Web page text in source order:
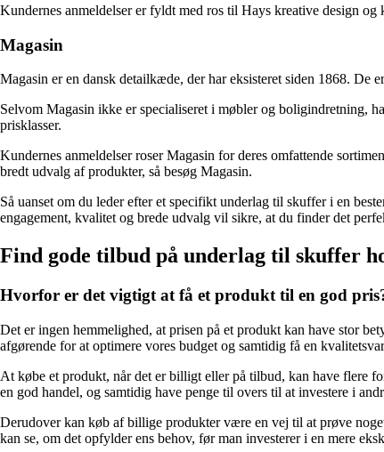
Kundernes anmeldelser er fyldt med ros til Hays kreative design
Magasin
Magasin er en dansk detailkæde, der har eksisteret siden 1868. De
Selvom Magasin ikke er specialiseret i møbler og boligindretning,
prisklasser.
Kundernes anmeldelser roser Magasin for deres omfattende
bredt udvalg af produkter, så besøg Magasin.
Så uanset om du leder efter et specifikt underlag til skuffer i en
engagement, kvalitet og brede udvalg vil sikre, at du finder det
Find gode tilbud på underlag til skuffer
Hvorfor er det vigtigt at få et produkt til en god
Det er ingen hemmelighed, at prisen på et produkt kan have stor
afgørende for at optimere vores budget og samtidig få en
At købe et produkt, når det er billigt eller på tilbud, kan have flere
en god handel, og samtidig have penge til overs til at investere i
Derudover kan køb af billige produkter være en vej til at prøve
kan se, om det opfylder ens behov, før man investerer i en mere